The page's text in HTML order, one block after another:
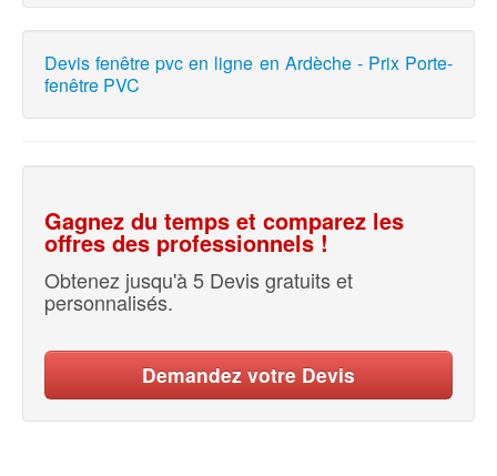
Devis fenêtre pvc en ligne en Ardèche - Prix Porte-
fenêtre PVC
Gagnez du temps et comparez les
offres des professionnels !
Obtenez jusqu'à 5 Devis gratuits et
personnalisés.
Demandez votre Devis